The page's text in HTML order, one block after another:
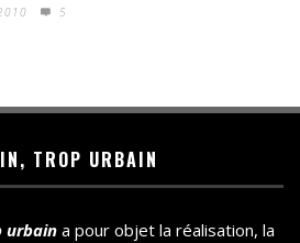
5
TROP URBAIN
urbain a pour objet la réalisation, la